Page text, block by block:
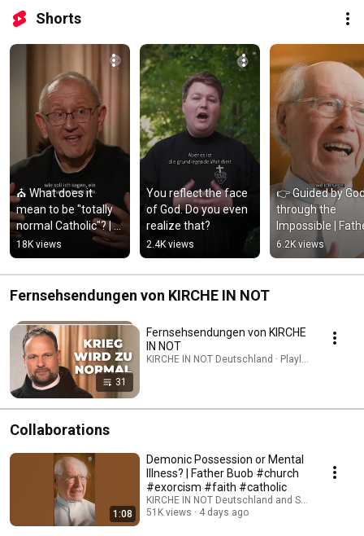
Shorts
⛪ What does it
mean to be "totally
normal Catholic"? |
Father Karl Wallner
18K views
You reflect the face
of God. Do you even
realize that?
2.4K views
👉 Guided by
through the
Impossible |
Buob
6.2K views
Fernsehsendungen von KIRCHE IN NOT
31
Fernsehsendungen von KIRCHE
IN NOT
KIRCHE IN NOT Deutschland · Playlist
Collaborations
1:08
Demonic Possession or Mental
Illness? | Father Buob #church
#exorcism #faith #catholic
KIRCHE IN NOT Deutschland and St. Ulrich
51K views
4 days ago